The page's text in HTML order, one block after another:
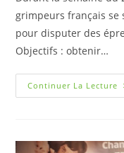
grimpeurs français se
pour disputer des
Objectifs : obtenir…
Continuer La Lecture